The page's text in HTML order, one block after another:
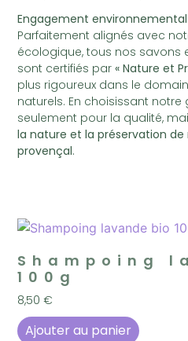
Engagement environnemental
Parfaitement alignés avec
écologique, tous nos savons
sont certifiés par« Nature et
plus rigoureux dans le
naturels. En choisissant
seulement pour la qualité,
la nature et la préservation
provençal.
Shampoing
100g
8,50€
Ajouter au panier